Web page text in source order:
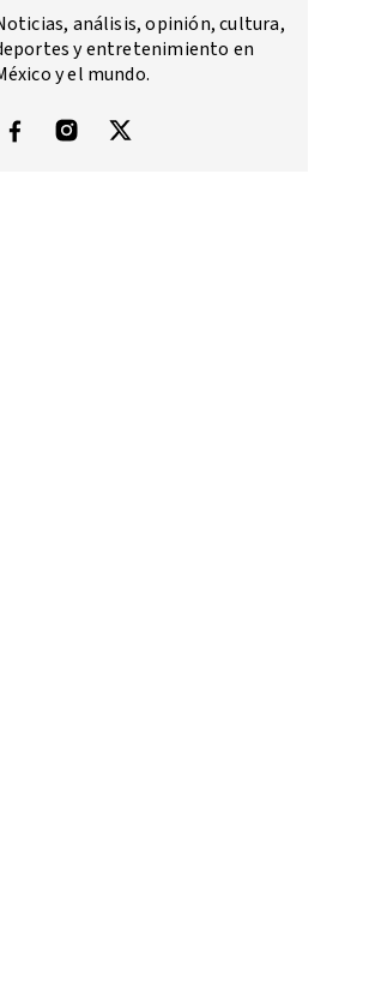
análisis, opinión, cultura,
y entretenimiento en
y el mundo.